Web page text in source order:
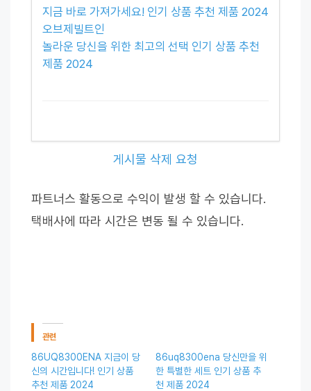
지금 바로 가져가세요! 인기 상품 추천 제품 2024
오브제빌트인
놀라운 당신을 위한 최고의 선택 인기 상품 추천
제품 2024
게시물 삭제 요청
파트너스 활동으로 수익이 발생 할 수 있습니다.
택배사에 따라 시간은 변동 될 수 있습니다.
관련
86UQ8300ENA 지금이 당
신의 시간입니다! 인기 상품
추천 제품 2024
86uq8300ena 당신만을 위
한 특별한 세트 인기 상품 추
천 제품 2024